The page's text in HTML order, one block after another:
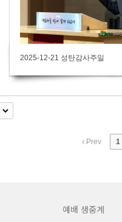
2025-12-21 성탄감사주일
Prev 1
예배 생중계